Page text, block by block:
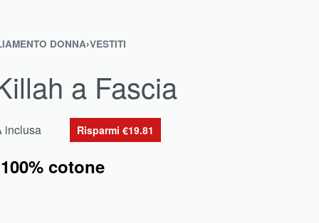
DONNA›VESTITI
a Fascia
inclusa Risparmi €19.81
cotone